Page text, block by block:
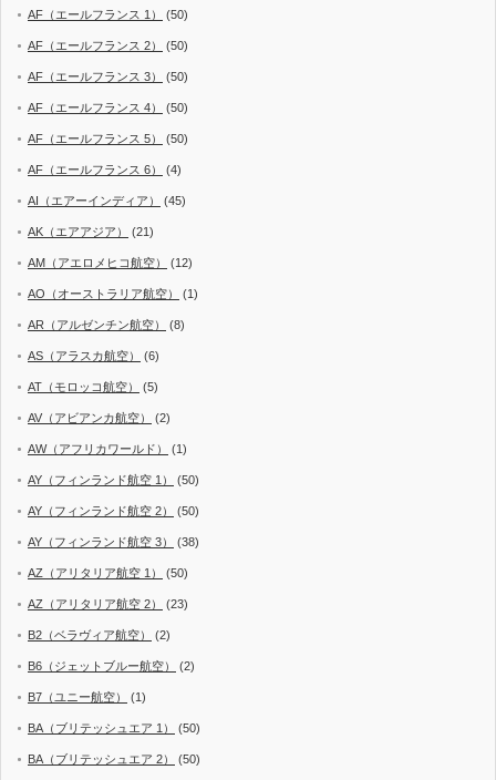
AF（エールフランス 1） (50)
AF（エールフランス 2） (50)
AF（エールフランス 3） (50)
AF（エールフランス 4） (50)
AF（エールフランス 5） (50)
AF（エールフランス 6） (4)
AI（エアーインディア） (45)
AK（エアアジア） (21)
AM（アエロメヒコ航空） (12)
AO（オーストラリア航空） (1)
AR（アルゼンチン航空） (8)
AS（アラスカ航空） (6)
AT（モロッコ航空） (5)
AV（アビアンカ航空） (2)
AW（アフリカワールド） (1)
AY（フィンランド航空 1） (50)
AY（フィンランド航空 2） (50)
AY（フィンランド航空 3） (38)
AZ（アリタリア航空 1） (50)
AZ（アリタリア航空 2） (23)
B2（ベラヴィア航空） (2)
B6（ジェットブルー航空） (2)
B7（ユニー航空） (1)
BA（ブリテッシュエア 1） (50)
BA（ブリテッシュエア 2） (50)